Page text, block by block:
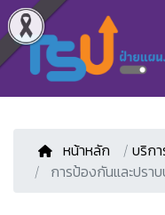
หน้าหลัก / บริก
การป้องกันและปรา